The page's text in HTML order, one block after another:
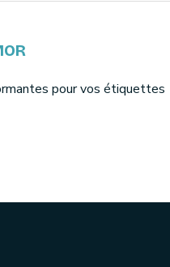
pour vos étiquettes